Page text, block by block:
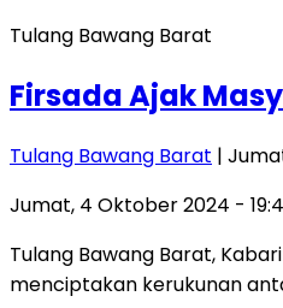
Tulang Bawang Barat
Firsada Ajak
Tulang Bawang Barat |
Jumat, 4 Oktober 2024 -
Tulang Bawang Barat,
menciptakan kerukunan